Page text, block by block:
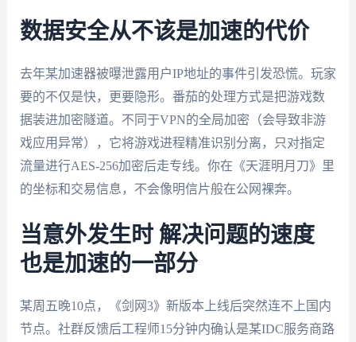
数据安全从不该是加速的代价
去年某加速器被曝泄露用户IP地址的事件引发恐慌。玩家
要的不仅是快，更要隐形。番茄的处理方式是把游戏数
据装进加密隧道。不同于VPN的全局加密（会导致非游
戏应用异常），它将游戏进程精准识别分离，只对指定
流量进行AES-256加密后走专线。你在《天涯明月刀》里
的坐标和交易信息，不会像明信片般在公网裸奔。
当意外发生时 解决问题的速度
也是加速的一部分
某周五晚10点，《剑网3》新版本上线后突然连不上国内
节点。社群反馈后工程师15分钟内确认是某IDC服务商路